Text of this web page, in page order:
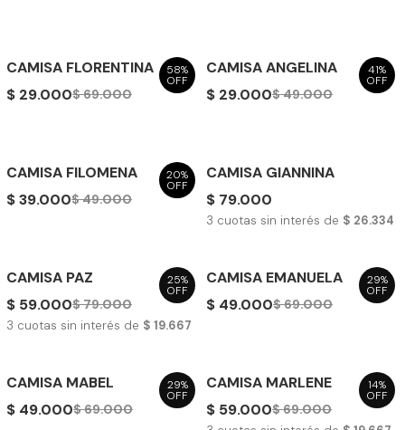
58%
OFF
CAMISA FLORENTINA
$ 29.000$ 69.000
41%
OFF
CAMISA ANGELINA
$ 29.000$ 49.000
20%
OFF
CAMISA FILOMENA
$ 39.000$ 49.000
CAMISA GIANNINA
$ 79.000
3 cuotas sin interés de $ 26.334
25%
OFF
CAMISA PAZ
$ 59.000$ 79.000
3 cuotas sin interés de $ 19.667
29%
OFF
CAMISA EMANUELA
$ 49.000$ 69.000
29%
OFF
CAMISA MABEL
$ 49.000$ 69.000
14%
OFF
CAMISA MARLENE
$ 59.000$ 69.000